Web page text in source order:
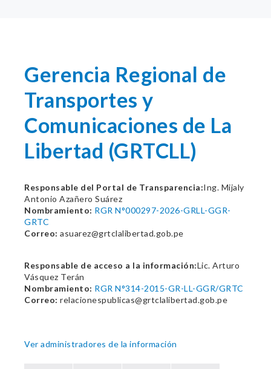
Gerencia Regional de
Transportes y
Comunicaciones de La
Libertad (GRTCLL)
Responsable del Portal de Transparencia:Ing. Mijaly
Antonio Azañero Suárez
Nombramiento: RGR N°000297-2026-GRLL-GGR-
GRTC
Correo: asuarez@grtclalibertad.gob.pe
Responsable de acceso a la información:Lic. Arturo
Vásquez Terán
Nombramiento: RGR N°314-2015-GR-LL-GGR/GRTC
Correo: relacionespublicas@grtclalibertad.gob.pe
Ver administradores de la información